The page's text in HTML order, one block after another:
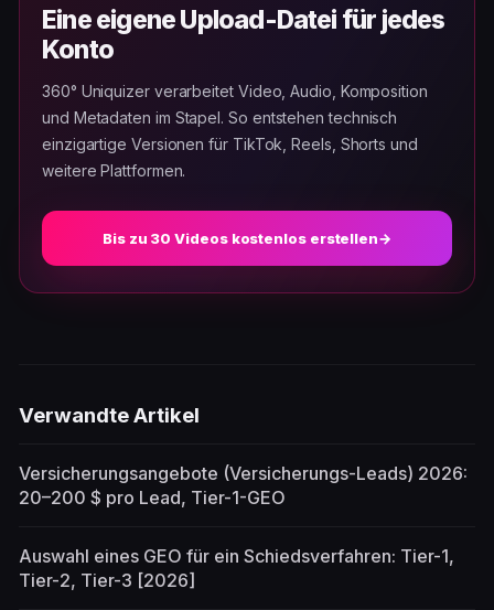
Eine eigene Upload-Datei für jedes
Konto
360° Uniquizer verarbeitet Video, Audio, Komposition
und Metadaten im Stapel. So entstehen technisch
einzigartige Versionen für TikTok, Reels, Shorts und
weitere Plattformen.
Bis zu 30 Videos kostenlos erstellen→
Verwandte Artikel
Versicherungsangebote (Versicherungs-Leads) 2026:
20–200 $ pro Lead, Tier-1-GEO
Auswahl eines GEO für ein Schiedsverfahren: Tier-1,
Tier-2, Tier-3 [2026]